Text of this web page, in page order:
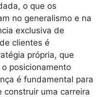
o que os
no generalismo e na
exclusiva de
clientes é
própria, que
posicionamento
é fundamental para
construir uma carreira